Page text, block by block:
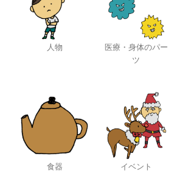
人物
医療・身体のパー
ツ
食器 イベント